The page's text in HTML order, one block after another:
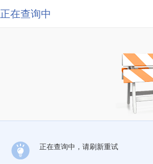
正在查询中
正在查询中，请刷新重试